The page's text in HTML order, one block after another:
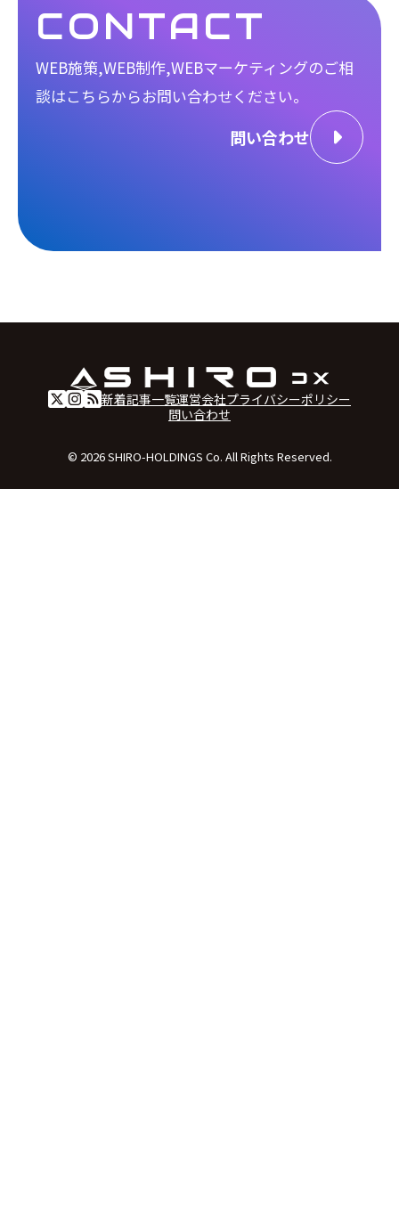
CONTACT
WEB施策,WEB制作,WEBマーケティングのご相
談はこちらからお問い合わせください。
問い合わせ
新着記事一覧運営会社プライバシーポリシー
問い合わせ
© 2026 SHIRO-HOLDINGS Co. All Rights Reserved.